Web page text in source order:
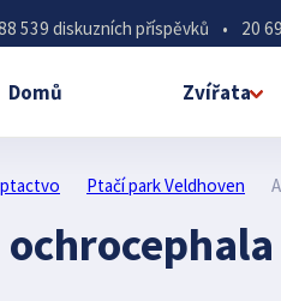
539 diskuzních příspěvků • 20
Domů Zvířata
Ptačí park Veldhoven